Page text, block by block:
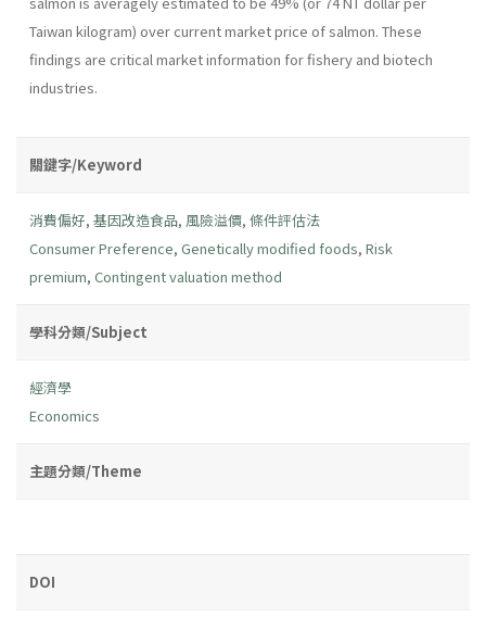
Taiwan kilogram) over current market price of salmon. These
findings are critical market information for fishery and biotech
industries.
關鍵字/Keyword
消費偏好, 基因改造食品, 風險溢價, 條件評估法
Consumer Preference, Genetically modified foods, Risk
premium, Contingent valuation method
學科分類/Subject
經濟學
Economics
主題分類/Theme
DOI